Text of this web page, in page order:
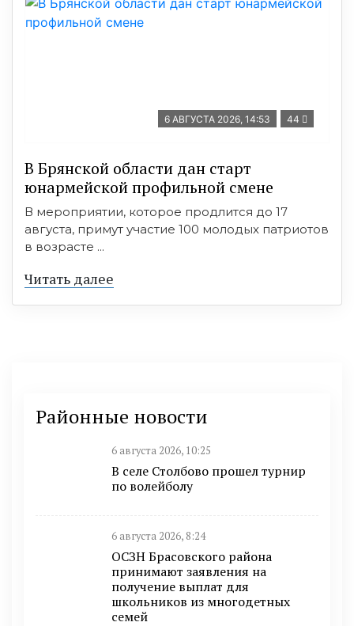
6 АВГУСТА 2026, 14:53 44
В Брянской области дан старт
юнармейской профильной смене
В мероприятии, которое продлится до 17
августа, примут участие 100 молодых патриотов
в возрасте ...
Читать далее
Районные новости
6 августа 2026, 10:25
В селе Столбово прошел турнир
по волейболу
6 августа 2026, 8:24
ОСЗН Брасовского района
принимают заявления на
получение выплат для
школьников из многодетных
семей